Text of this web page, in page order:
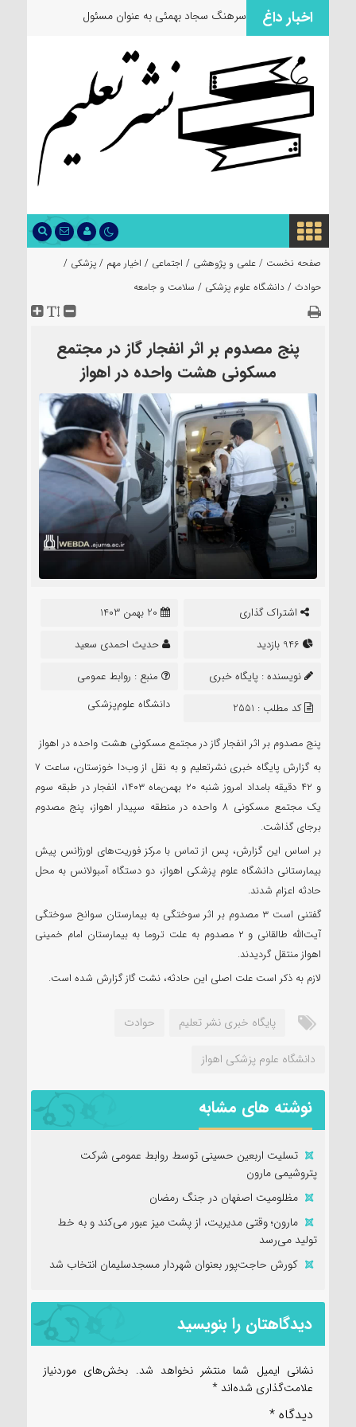
اخبار داغ سرهنگ سجاد بهمئی به عنوان مسئول جدید م
صفحه نخست / علمی و پژوهشی / اجتماعی / اخیار مهم / پزشکی /
حوادث / دانشگاه علوم پزشکی / سلامت و جامعه
پنج مصدوم بر اثر انفجار گاز در مجتمع
مسکونی هشت واحده در اهواز
اشتراک گذاری
20 بهمن 1403
حدیث احمدی سعید
نویسنده : پایگاه خبری
نشر تعلیم
منبع : روابط عمومی
دانشگاه علوم‌پزشکی
کد مطلب : 2551
پنج مصدوم بر اثر انفجار گاز در مجتمع مسکونی هشت واحده در اهواز
به گزارش پایگاه خبری نشرتعلیم و به نقل از وب‌دا خوزستان، ساعت ۷
و ۴۲ دقیقه بامداد امروز شنبه ۲۰ بهمن‌ماه ۱۴۰۳، انفجار در طبقه سوم
یک مجتمع مسکونی ۸ واحده در منطقه سپیدار اهواز، پنج مصدوم
برجای گذاشت.
بر اساس این گزارش، پس از تماس با مرکز فوریت‌های اورژانس پیش
بیمارستانی دانشگاه علوم پزشکی اهواز، دو دستگاه آمبولانس به محل
حادثه اعزام شدند.
گفتنی است ۳ مصدوم بر اثر سوختگی به بیمارستان سوانح سوختگی
آیت‌الله طالقانی و ۲ مصدوم به علت تروما به بیمارستان امام خمینی
اهواز منتقل گردیدند.
لازم به ذکر است علت اصلی این حادثه، نشت گاز گزارش شده است.
پایگاه خبری نشر تعلیم حوادت
دانشگاه علوم پزشکی اهواز
نوشته های مشابه
تسلیت اربعین حسینی توسط روابط عمومی شرکت
پتروشیمی مارون
مظلومیت اصفهان در جنگ رمضان
مارون؛ وقتی مدیریت، از پشت میز عبور می‌کند و به خط
تولید می‌رسد
کورش حاجت‌پور بعنوان شهردار مسجدسلیمان انتخاب شد
دیدگاهتان را بنویسید
نشانی ایمیل شما منتشر نخواهد شد. بخش‌های موردنیاز
علامت‌گذاری شده‌اند *
دیدگاه *